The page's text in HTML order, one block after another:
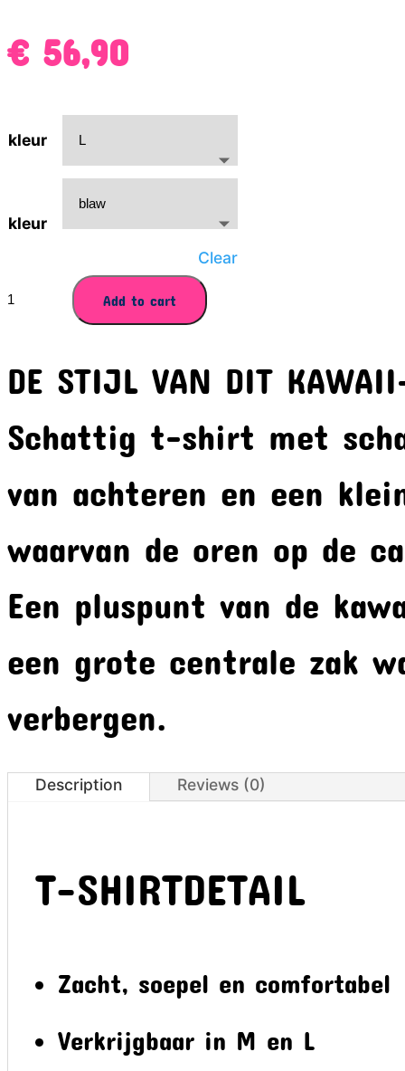
€56,90
kleur
kleur
Clear
MONSTER
SHIRT
MET
quantity
Add to cart
DE STIJL VAN DIT
Schattig t-shirt met
van achteren en een
waarvan de oren op de
Een pluspunt van de
een grote centrale zak
verbergen.
Description Reviews (0)
T-SHIRTDETAIL
Zacht, soepel en comfortabel
Verkrijgbaar in M ​​en L